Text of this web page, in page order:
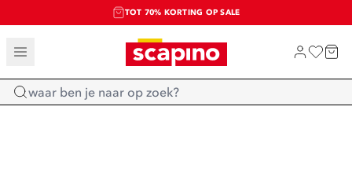
TOT 70% KORTING OP SALE
SALE: LAATSTE KANS!
SHOP NIEUW
Home